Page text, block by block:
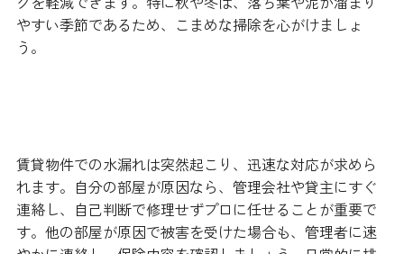
やすい季節であるため、こまめな掃除を心がけましょ
う。
賃貸物件での水漏れは突然起こり、迅速な対応が求めら
れます。自分の部屋が原因なら、管理会社や貸主にすぐ
連絡し、自己判断で修理せずプロに任せることが重要で
す。他の部屋が原因で被害を受けた場合も、管理者に速